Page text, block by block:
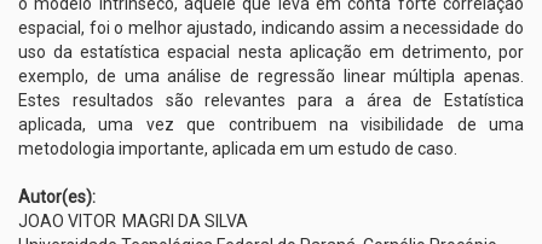
espacial, foi o melhor ajustado, indicando assim a necessidade do
uso da estatística espacial nesta aplicação em detrimento, por
exemplo, de uma análise de regressão linear múltipla apenas.
Estes resultados são relevantes para a área de Estatística
aplicada, uma vez que contribuem na visibilidade de uma
metodologia importante, aplicada em um estudo de caso.
Autor(es):
JOAO VITOR MAGRI DA SILVA